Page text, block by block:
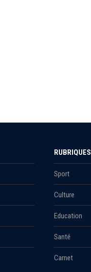
RUBRIQUES
Sport
Culture
Education
Santé
Carnet